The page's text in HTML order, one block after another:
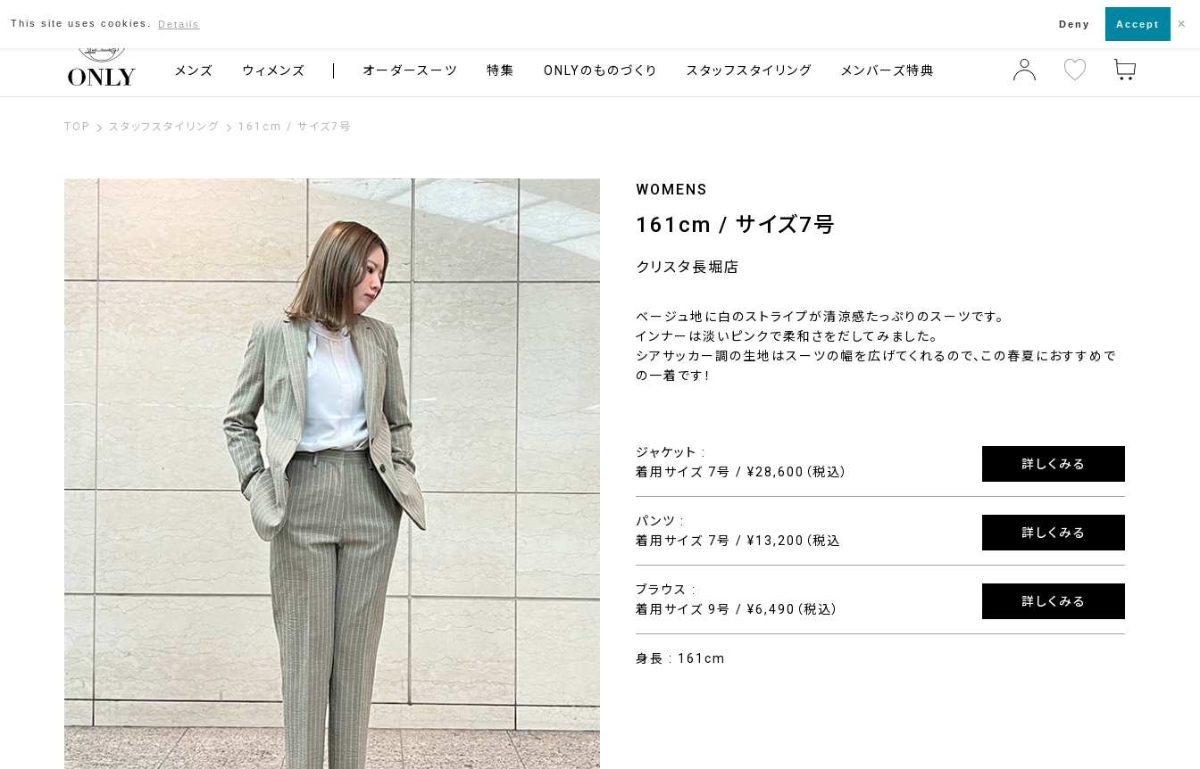
京都発のスーツブランド ONLY 店舗一覧・来店予約
メンズ ウィメンズ オーダースーツ 特集 ONLYのものづくり スタッフスタイリング メンバーズ特典
TOP スタッフスタイリング 161cm / サイズ7号
WOMENS
161cm / サイズ7号
クリスタ長堀店
ベージュ地に白のストライプが清涼感たっぷりのスーツです。
インナーは淡いピンクで柔和さをだしてみました。
シアサッカー調の生地はスーツの幅を広げてくれるので、この春夏におすすめで
の一着です！
ジャケット :
着用サイズ 7号 / ¥28,600（税込）
詳しくみる
パンツ :
着用サイズ 7号 / ¥13,200（税込
詳しくみる
ブラウス :
着用サイズ 9号 / ¥6,490（税込）
詳しくみる
身長 : 161cm
This site uses cookies. Details Deny Accept ×